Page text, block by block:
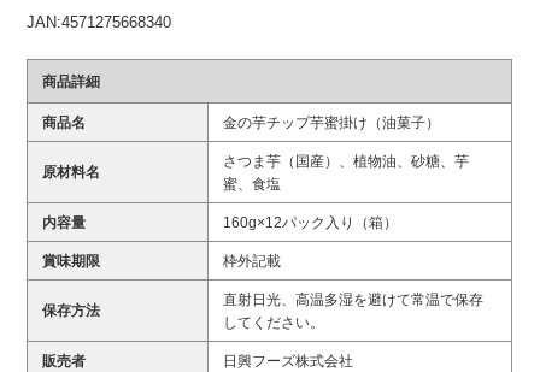
JAN:4571275668340
商品詳細
商品名 金の芋チップ芋蜜掛け（油菓子）
原材料名
さつま芋（国産）、植物油、砂糖、芋
蜜、食塩
内容量 160g×12パック入り（箱）
賞味期限 枠外記載
保存方法
直射日光、高温多湿を避けて常温で保存
してください。
販売者 日興フーズ株式会社